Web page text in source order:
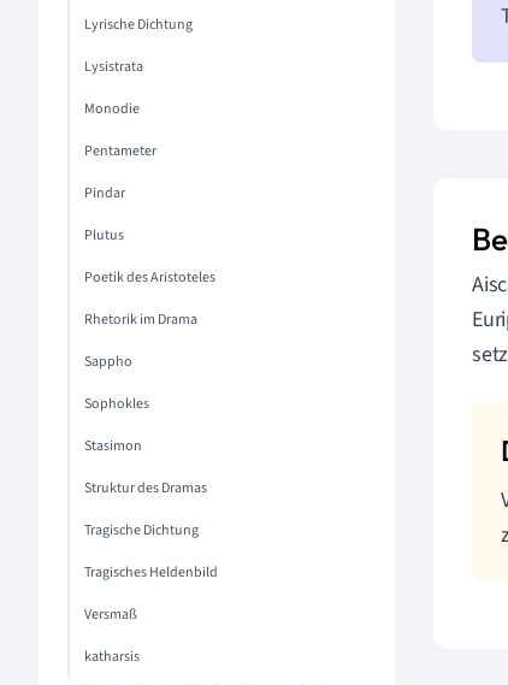
Lyrische Dichtung
Lysistrata
Monodie
Pentameter
Pindar
Plutus
Poetik des Aristoteles
Rhetorik im Drama
Sappho
Sophokles
Stasimon
Struktur des Dramas
Tragische Dichtung
Tragisches Heldenbild
Versmaß
katharsis